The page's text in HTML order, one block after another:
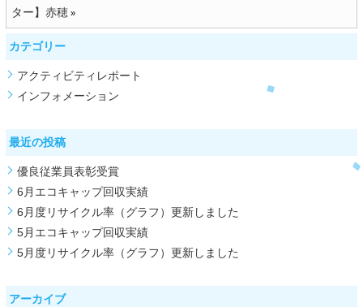
ター】赤穂 »
カテゴリー
アクティビティレポート
インフォメーション
最近の投稿
優良従業員表彰受賞
6月エコキャップ回収実績
6月度リサイクル率（グラフ）更新しました
5月エコキャップ回収実績
5月度リサイクル率（グラフ）更新しました
アーカイブ